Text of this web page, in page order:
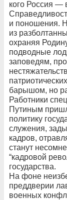
кого Россия —
и поношения.
из
охраняя
подводные
заповедям,
барышом, но
Работники
Путиным
политику
служения,
кадров,
станут
“кадровой
государства.
На фоне
преддверии
военных